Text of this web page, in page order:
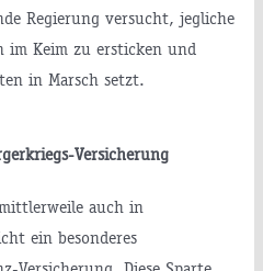
Regierung versucht, jegliche
im Keim zu ersticken und
in Marsch setzt.
Versicherung
auch in
ein besonderes